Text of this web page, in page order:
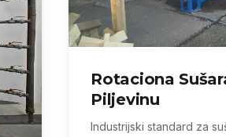
Rotaciona
Piljevinu
Industrijski standard za